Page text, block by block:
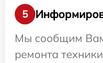
5
Мы сообщим
ремонта